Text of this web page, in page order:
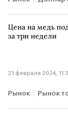
Цена на медь
за три недели
21 февраля 2024,
Рынок Рынок